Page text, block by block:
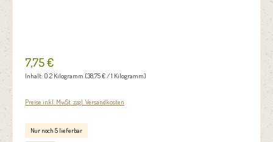
7,75 €
Inhalt: 0.2 Kilogramm (38,75 € / 1 Kilogramm)
Preise inkl. MwSt. zzgl. Versandkosten
Nur noch 5 lieferbar